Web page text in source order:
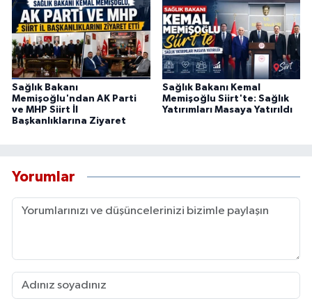
Sağlık Bakanı
Memişoğlu'ndan AK Parti
ve MHP Siirt İl
Başkanlıklarına Ziyaret
Sağlık Bakanı Kemal
Memişoğlu Siirt'te: Sağlık
Yatırımları Masaya Yatırıldı
Yorumlar